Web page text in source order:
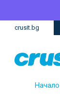
Премини
съдържание
Премини
crusit.bg
Начало